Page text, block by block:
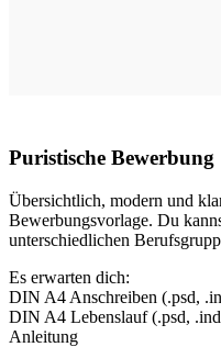
Puristische Bewerbung
Übersichtlich, modern und
Bewerbungsvorlage. Du
unterschiedlichen
Es erwarten dich:
DIN A4 Anschreiben (.psd,
DIN A4 Lebenslauf (.psd,
Anleitung